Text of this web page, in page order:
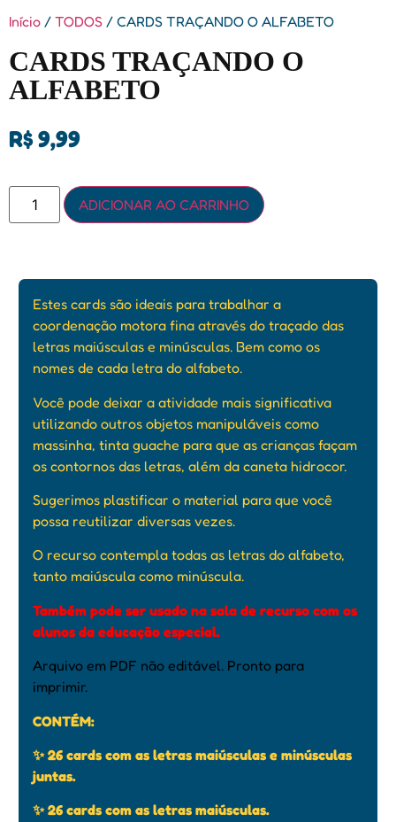
Início / TODOS / CARDS TRAÇANDO O ALFABETO
CARDS TRAÇANDO O
ALFABETO
R$9,99
ADICIONAR AO CARRINHO
Estes cards são ideais para trabalhar a
coordenação motora fina através do traçado das
letras maiúsculas e minúsculas. Bem como os
nomes de cada letra do alfabeto.
Você pode deixar a atividade mais significativa
utilizando outros objetos manipuláveis como
massinha, tinta guache para que as crianças façam
os contornos das letras, além da caneta hidrocor.
Sugerimos plastificar o material para que você
possa reutilizar diversas vezes.
O recurso contempla todas as letras do alfabeto,
tanto maiúscula como minúscula.
Também pode ser usado na sala de recurso com os
alunos da educação especial.
Arquivo em PDF não editável. Pronto para
imprimir.
CONTÉM:
✨ 26 cards com as letras maiúsculas e minúsculas
juntas.
✨ 26 cards com as letras maiúsculas.